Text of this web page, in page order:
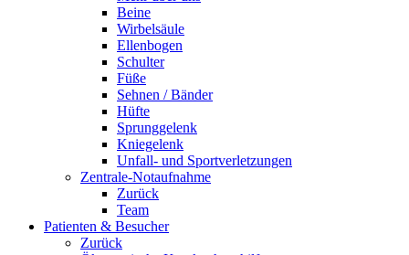
Beine
Wirbelsäule
Ellenbogen
Schulter
Füße
Sehnen / Bänder
Hüfte
Sprunggelenk
Kniegelenk
Unfall- und Sportverletzungen
Zentrale-Notaufnahme
Zurück
Team
Patienten & Besucher
Zurück